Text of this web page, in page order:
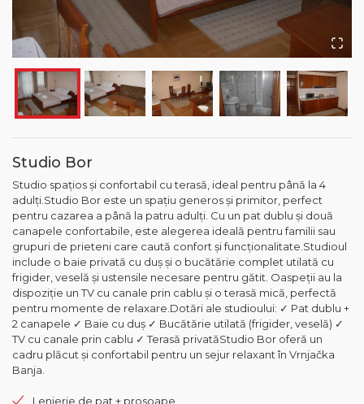
Studio Bor
Studio spațios și confortabil cu terasă, ideal pentru până la 4
adulți.Studio Bor este un spațiu generos și primitor, perfect
pentru cazarea a până la patru adulți. Cu un pat dublu și două
canapele confortabile, este alegerea ideală pentru familii sau
grupuri de prieteni care caută confort și funcționalitate.Studioul
include o baie privată cu duș și o bucătărie complet utilată cu
frigider, veselă și ustensile necesare pentru gătit. Oaspeții au la
dispoziție un TV cu canale prin cablu și o terasă mică, perfectă
pentru momente de relaxare.Dotări ale studioului: ✓ Pat dublu +
2 canapele ✓ Baie cu duș ✓ Bucătărie utilată (frigider, veselă) ✓
TV cu canale prin cablu ✓ Terasă privatăStudio Bor oferă un
cadru plăcut și confortabil pentru un sejur relaxant în Vrnjačka
Banja.
Lenjerie de pat + prosoape